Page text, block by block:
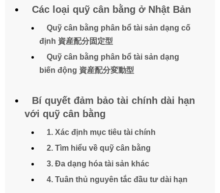
Các loại quỹ cân bằng ở Nhật Bản
Quỹ cân bằng phân bổ tài sản dạng cố
định 資産配分固定型
Quỹ cân bằng phân bổ tài sản dạng
biến động 資産配分変動型
Bí quyết đảm bảo tài chính dài hạn
với quỹ cân bằng
1. Xác định mục tiêu tài chính
2. Tìm hiểu về quỹ cân bằng
3. Đa dạng hóa tài sản khác
4. Tuân thủ nguyên tắc đầu tư dài hạn